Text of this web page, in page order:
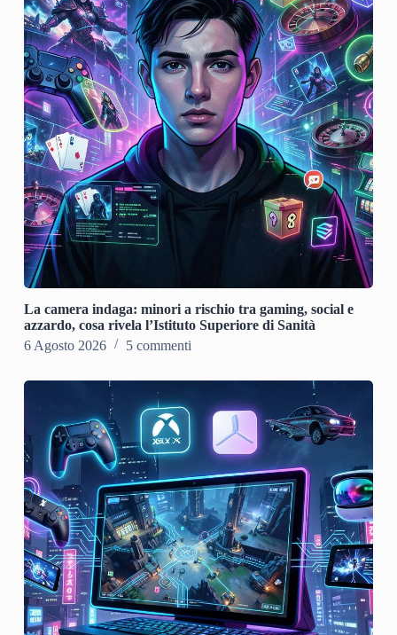
La camera indaga: minori a rischio tra gaming, social e
azzardo, cosa rivela l’Istituto Superiore di Sanità
6 Agosto 2026
5 commenti